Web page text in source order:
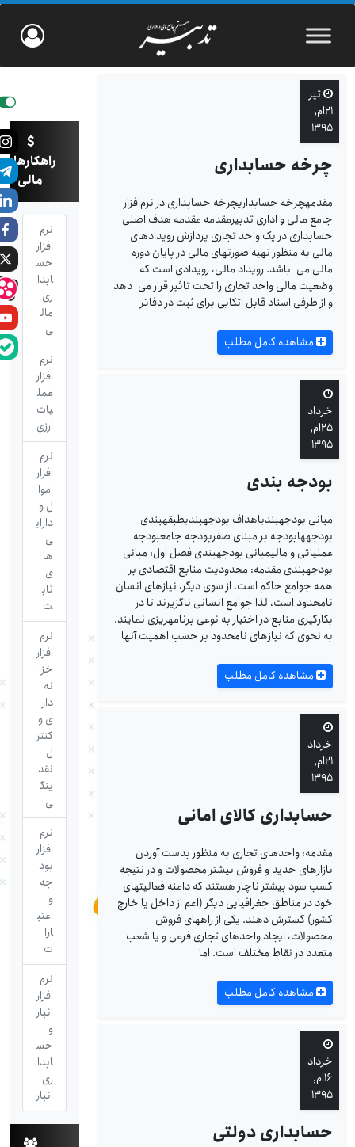
تیر
۲۱ام,
۱۳۹۵
چرخه حسابداری
مقدمهچرخه حسابداریچرخه حسابداری در نرم‌افزار
جامع مالی و اداری تدبیرمقدمه مقدمه هدف اصلی
حسابداری در یک واحد تجاری پردازش رویدادهای
مالی به منظور تهیه صورتهای مالی در پایان دوره
مالی می باشد. رویداد مالی، رویدادی است که
وضعیت مالی واحد تجاری را تحت تاثیر قرار می دهد
و از طرفی اسناد قابل اتکایی برای ثبت در دفاتر
مشاهده کامل مطلب
خرداد
۲۵ام,
۱۳۹۵
بودجه ‏بندی
مبانی بودجه‎بندیاهداف بودجه‎بندیطبقه‎بندی
بودجه‎هابودجه بر مبنای صفربودجه جامعبودجه
عملیاتی و مالیمبانی بودجه‎بندی فصل اول: مبانی
بودجه‎بندی مقدمه: محدودیت منابع اقتصادی بر
همه جوامع حاکم است. از سوی دیگر، نیازهای انسان
نامحدود است، لذا جوامع انسانی ناگزیرند تا در
بکارگیری منابع در اختیار به نوعی برنامه‏ریزی نمایند.
به نحوی که نیازهای نامحدود بر حسب اهمیت آنها
مشاهده کامل مطلب
خرداد
۲۱ام,
۱۳۹۵
حسابداری کالای امانی
مقدمه: واحدهای تجاری به منظور بدست آوردن
بازارهای جدید و فروش بیشتر محصولات و در نتیجه
کسب سود بیشتر ناچار هستند که دامنه فعالیت‎های
خود در مناطق جغرافیایی دیگر (اعم از داخل یا خارج
کشور) گسترش دهند. یکی از راه‎های فروش
محصولات، ایجاد واحدهای تجاری فرعی و یا شعب
متعدد در نقاط مختلف است. اما
مشاهده کامل مطلب
خرداد
۱۶ام,
۱۳۹۵
حسابداری دولتی
راهکارهای
مالی
نرم
افزار
حس
ابدا
ری
مال
ی
نرم
افزار
عمل
یات
ارزی
نرم
افزار
اموا
ل و
دارای
ی
ها
ی
ثاب
ت
نرم
افزار
خزا
نه
دار
ی و
کنتر
نقد
ینگ
ی
نرم
افزار
بود
جه
اعتب
ارا
ت
نرم
افزار
انبار
حس
ابدا
ری
انبار